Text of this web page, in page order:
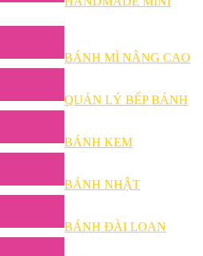
BÁNH MÌ NÂNG CAO
QUẢN LÝ BẾP BÁNH
BÁNH KEM
BÁNH NHẬT
BÁNH ĐÀI LOAN